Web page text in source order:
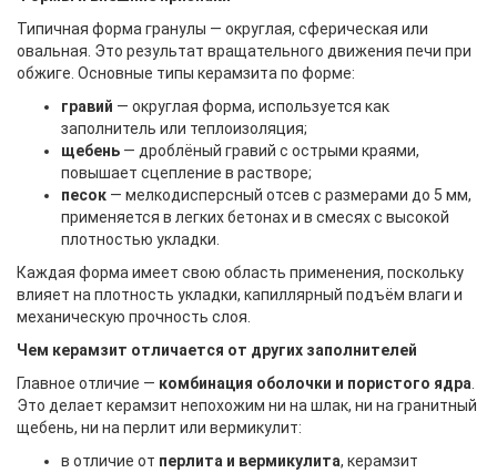
Типичная форма гранулы — округлая, сферическая или
овальная. Это результат вращательного движения печи при
обжиге. Основные типы керамзита по форме:
гравий — округлая форма, используется как
заполнитель или теплоизоляция;
щебень — дроблёный гравий с острыми краями,
повышает сцепление в растворе;
песок — мелкодисперсный отсев с размерами до 5 мм,
применяется в легких бетонах и в смесях с высокой
плотностью укладки.
Каждая форма имеет свою область применения, поскольку
влияет на плотность укладки, капиллярный подъём влаги и
механическую прочность слоя.
Чем керамзит отличается от других заполнителей
Главное отличие — комбинация оболочки и пористого ядра
Это делает керамзит непохожим ни на шлак, ни на гранитный
щебень, ни на перлит или вермикулит:
в отличие от перлита и вермикулита, керамзит